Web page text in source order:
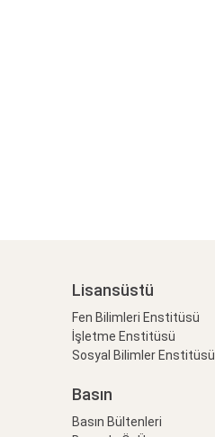
Lisansüstü
Fen Bilimleri Enstitüsü
İşletme Enstitüsü
Sosyal Bilimler Enstitüsü
Basın
Basın Bültenleri